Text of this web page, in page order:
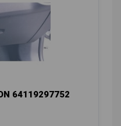
64119297752